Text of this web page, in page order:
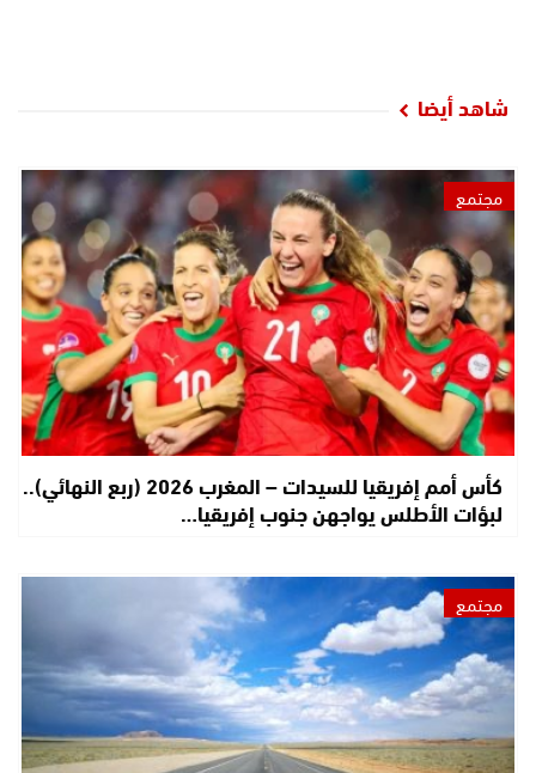
شاهد أيضا
مجتمع
كأس أمم إفريقيا للسيدات – المغرب 2026 (ربع النهائي)..
لبؤات الأطلس يواجهن جنوب إفريقيا…
مجتمع